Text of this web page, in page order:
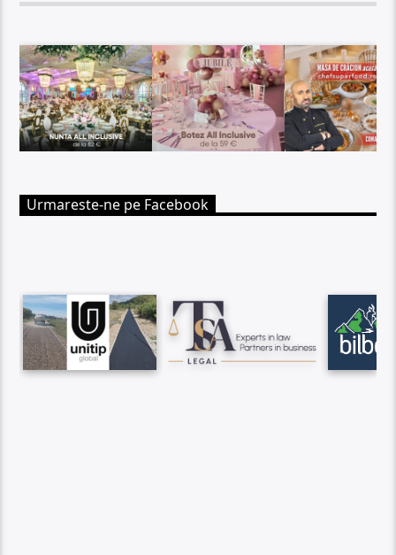
Urmareste-ne pe Facebook